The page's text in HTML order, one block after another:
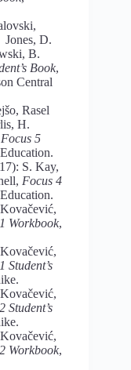
Jones, D.
B.
Book,
Central
Rasel
H.
Focus 5
S. Kay,
Focus 4
Workbook,
Student’s
Student’s
Workbook,